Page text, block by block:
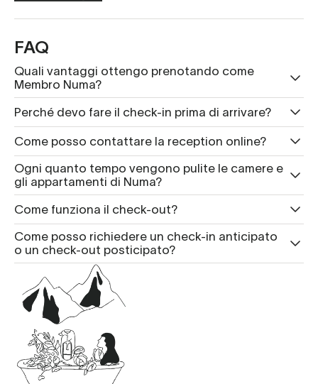
FAQ
Quali vantaggi ottengo prenotando come
Membro Numa?
Perché devo fare il check-in prima di arrivare?
Come posso contattare la reception online?
Ogni quanto tempo vengono pulite le camere e
gli appartamenti di Numa?
Come funziona il check-out?
Come posso richiedere un check-in anticipato
o un check-out posticipato?